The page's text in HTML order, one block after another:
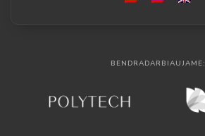
BENDRADARBIAUJAME: